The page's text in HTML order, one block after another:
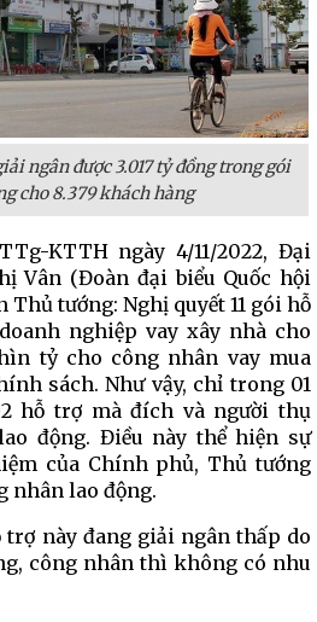
ngân được 3.017 tỷ đồng trong gói
cho 8.379 khách hàng
KTTH ngày 4/11/2022, Đại
Vân (Đoàn đại biểu Quốc hội
tướng: Nghị quyết 11 gói hỗ
nghiệp vay xây nhà cho
tỷ cho công nhân vay mua
sách. Như vậy, chỉ trong 01
hỗ trợ mà đích và người thụ
động. Điều này thể hiện sự
của Chính phủ, Thủ tướng
nhân lao động.
trợ này đang giải ngân thấp do
công nhân thì không có nhu